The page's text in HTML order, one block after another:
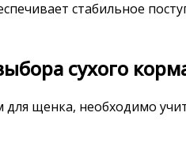
стабильное
сухого
щенка, необходимо